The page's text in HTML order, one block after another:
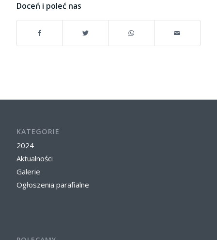
Doceń i poleć nas
KATEGORIE
2024
Aktualności
Galerie
Ogłoszenia parafialne